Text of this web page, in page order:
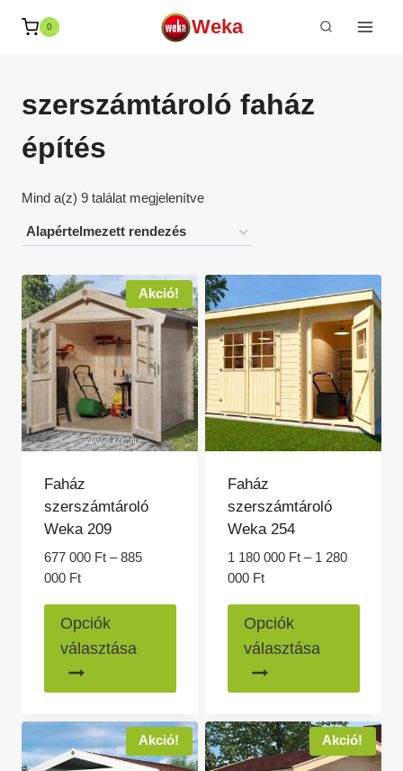
0 Weka
szerszámtároló faház
építés
Mind a(z) 9 találat megjelenítve
Akció!
Faház
szerszámtároló
Weka 209
677 000 Ft – 885
000 FtÁrtartomány:
000 Ft
-
000 Ft
Opciók
választása
több
van.
A
Faház
szerszámtároló
Weka 254
1 180 000 Ft – 1 280
000 FtÁrtartomány:
180
000 Ft
1
000 Ft
Opciók
választása
több
van.
A
Akció! Akció!